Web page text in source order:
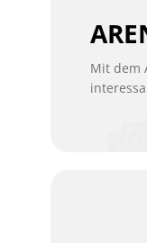
Mit dem